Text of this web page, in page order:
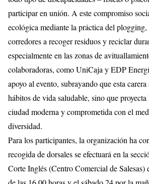
participar en unión. A este compromiso
ecológica mediante la práctica del
corredores a recoger residuos y reciclar
especialmente en las zonas de
colaboradoras, como UniCaja y EDP
apoyo al evento, subrayando que esta
hábitos de vida saludable, sino que
ciudad moderna y comprometida con el
diversidad.
Para los participantes, la organización ha
recogida de dorsales se efectuará en la
Corte Inglés (Centro Comercial de Salesas)